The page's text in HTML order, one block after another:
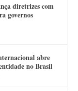
diretrizes com
governos
abre
no Brasil